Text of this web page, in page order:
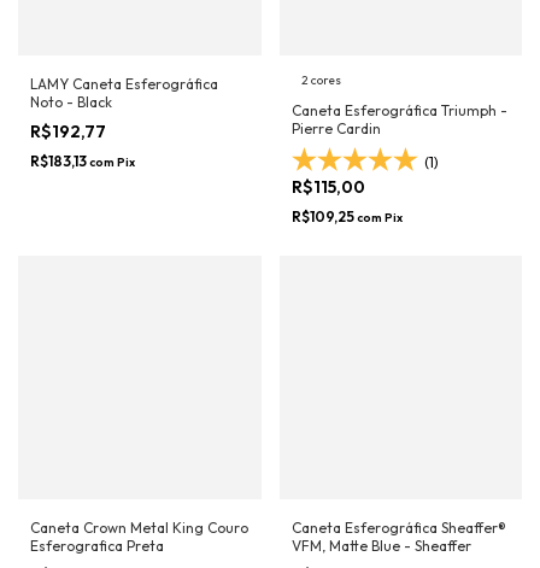
LAMY Caneta Esferográfica
Noto - Black
R$192,77
R$183,13com Pix
2 cores
Caneta Esferográfica Triumph -
Pierre Cardin
(1)
R$115,00
R$109,25com Pix
Caneta Crown Metal King Couro
Esferografica Preta
Caneta Esferográfica Sheaffer®
VFM, Matte Blue - Sheaffer